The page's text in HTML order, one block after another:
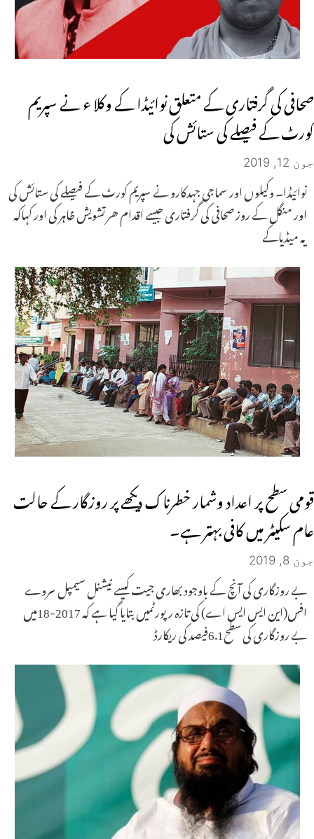
صحافی کی گرفتاری کے متعلق نوائیڈا کے وکلا ء نے سپریم
کورٹ کے فیصلے کی ستائش کی
جون 12, 2019
نوائیڈا۔ وکیلوں اور سماجی جہدکارو نے سپریم کورٹ کے فیصلے کی ستائش کی
اور منگل کے روز صحافی کی گرفتاری جیسے اقدام ھر تشویش ظاہر کی اور کہاکہ
یہ میڈیاکے
قومی سطح پر اعداد وشمار خطرناک دیکھے پر روزگار کے حالت
عام سکیٹر میں کافی بہتر ہے۔
جون 8, 2019
بے روزگاری کی آنچ کے باوجود بھاری جیت کیسے نیشنل سیمپل سروے
افس(این ایس ایس اے) کی تازہ رپورٹمیں بتایا گیا ہے کہ 2017-18میں
بے روزگاری کی سطح6.1فیصد کی ریکارڈ